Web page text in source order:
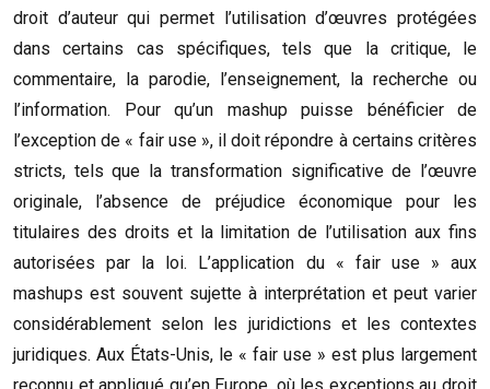
droit d’auteur qui permet l’utilisation d’œuvres protégées
dans certains cas spécifiques, tels que la critique, le
commentaire, la parodie, l’enseignement, la recherche ou
l’information. Pour qu’un mashup puisse bénéficier de
l’exception de « fair use », il doit répondre à certains critères
stricts, tels que la transformation significative de l’œuvre
originale, l’absence de préjudice économique pour les
titulaires des droits et la limitation de l’utilisation aux fins
autorisées par la loi. L’application du « fair use » aux
mashups est souvent sujette à interprétation et peut varier
considérablement selon les juridictions et les contextes
juridiques. Aux États-Unis, le « fair use » est plus largement